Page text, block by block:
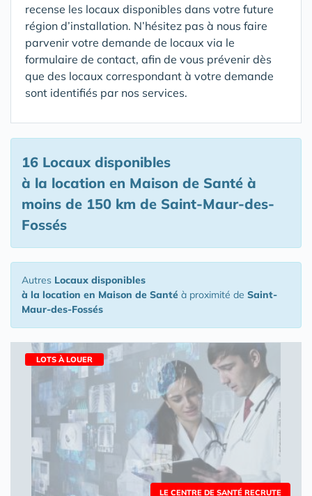
recense les locaux disponibles dans votre future
région d’installation. N’hésitez pas à nous faire
parvenir votre demande de locaux via le
formulaire de contact, afin de vous prévenir dès
que des locaux correspondant à votre demande
sont identifiés par nos services.
16 Locaux disponibles
à la location en Maison de Santé à
moins de 150 km de Saint-Maur-des-
Fossés
Autres Locaux disponibles
à la location en Maison de Santé à proximité de Saint-
Maur-des-Fossés
LE CENTRE DE SANTÉ RECRUTE
LOTS À LOUER